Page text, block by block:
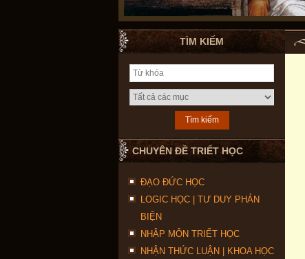
TÌM KIẾM
CHUYÊN ĐỀ TRIẾT HỌC
ĐẠO ĐỨC HỌC
LOGIC HỌC | TƯ DUY PHẢN
BIỆN
NHẬP MÔN TRIẾT HỌC
NHẬN THỨC LUẬN | KHOA HỌC